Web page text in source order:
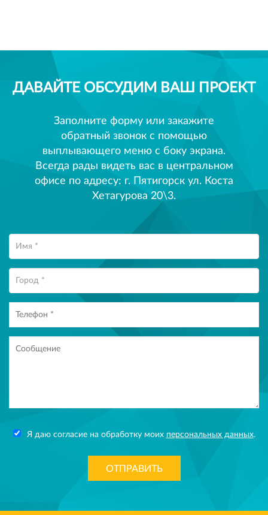
ДАВАЙТЕ ОБСУДИМ ВАШ ПРОЕКТ
Заполните форму или закажите
обратный звонок с помощью
выплывающего меню с боку экрана.
Всегда рады видеть вас в центральном
офисе по адресу: г. Пятигорск ул. Коста
Хетагурова 20\3.
Я даю согласие на обработку моих персональных данных.
ОТПРАВИТЬ